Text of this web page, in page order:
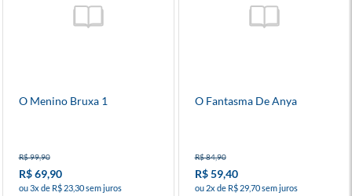
O Menino Bruxa 1
R$ 99,90
R$ 69,90
ou 3x de R$ 23,30 sem juros
O Fantasma De Anya
R$ 84,90
R$ 59,40
ou 2x de R$ 29,70 sem juros